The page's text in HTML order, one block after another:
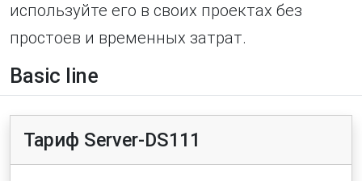
используйте его в своих проектах без
простоев и временных затрат.
Basic line
Тариф Server-DS111